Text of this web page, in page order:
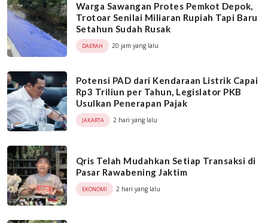
Warga Sawangan Protes Pemkot Depok,
Trotoar Senilai Miliaran Rupiah Tapi Baru
Setahun Sudah Rusak
DAERAH 20 jam yang lalu
Potensi PAD dari Kendaraan Listrik Capai
Rp3 Triliun per Tahun, Legislator PKB
Usulkan Penerapan Pajak
JAKARTA 2 hari yang lalu
Qris Telah Mudahkan Setiap Transaksi di
Pasar Rawabening Jaktim
EKONOMI 2 hari yang lalu